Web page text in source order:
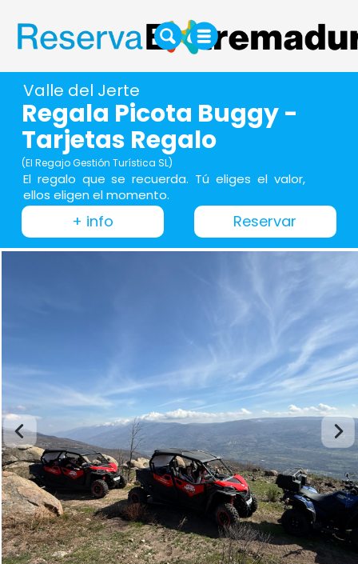
Valle del Jerte
Regala Picota Buggy -
Tarjetas Regalo
(El Regajo Gestión Turística SL)
El regalo que se recuerda. Tú eliges el valor,
ellos eligen el momento.
+ info Reservar